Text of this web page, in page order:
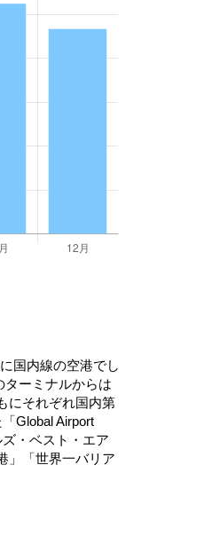
国内線の空港でし
ターミナルからは
にそれぞれ国内第
Global Airport
・ベスト・エア
」「世界一バリア